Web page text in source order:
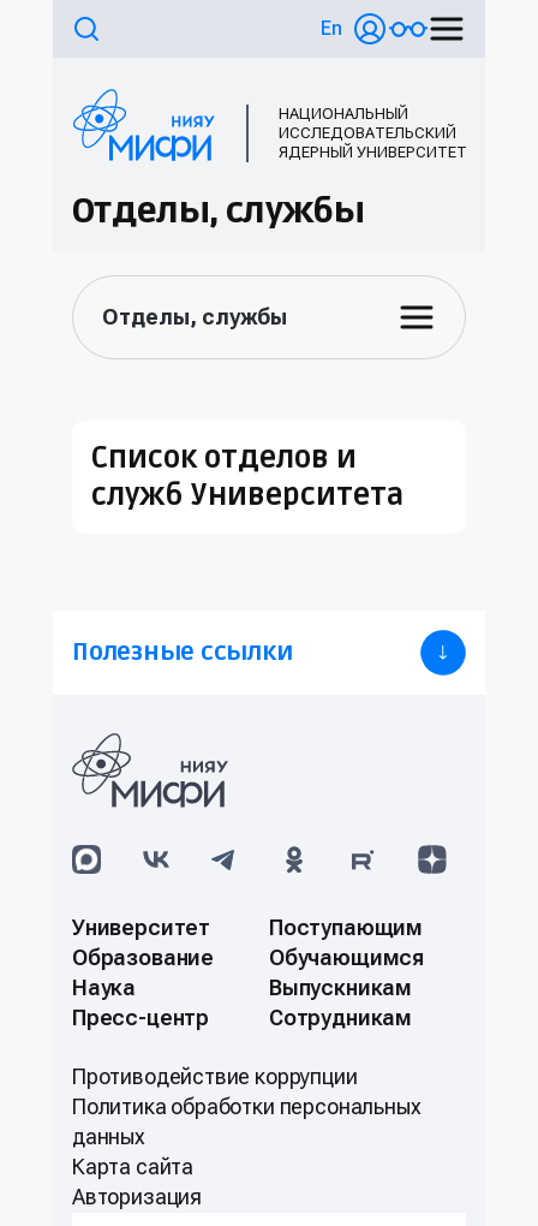
En
НАЦИОНАЛЬНЫЙ
ИССЛЕДОВАТЕЛЬСКИЙ
ЯДЕРНЫЙ УНИВЕРСИТЕТ
Отделы, службы
Список отделов и
служб Университета
Отделы, службы
Полезные ссылки
Университет
Образование
Наука
Пресс-центр
Поступающим
Обучающимся
Выпускникам
Сотрудникам
Противодействие коррупции
Политикa обработки персональных
данных
Карта сайта
Авторизация